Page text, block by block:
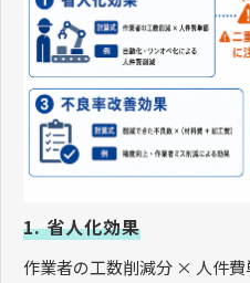
1. 省人化効果
作業者の工数削減分 × 人件